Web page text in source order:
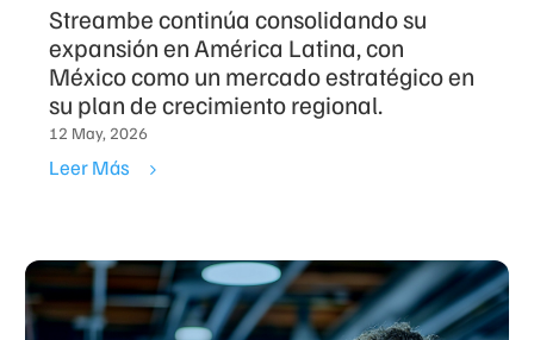
Streambe continúa consolidando su
expansión en América Latina, con
México como un mercado estratégico en
su plan de crecimiento regional.
12 May, 2026
Leer Más